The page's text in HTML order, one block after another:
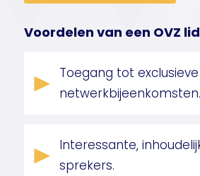
Voordelen van een OVZ
Toegang tot exclusieve
netwerkbijeenkomsten.
Interessante,
sprekers.